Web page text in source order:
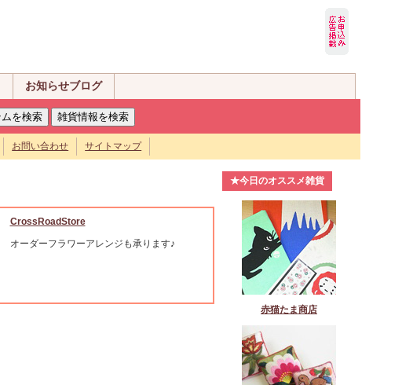
お知らせブログ
お問い合わせ サイトマップ
CrossRoadStore
オーダーフラワーアレンジも承ります♪
★今日のオススメ雑貨
赤猫たま商店